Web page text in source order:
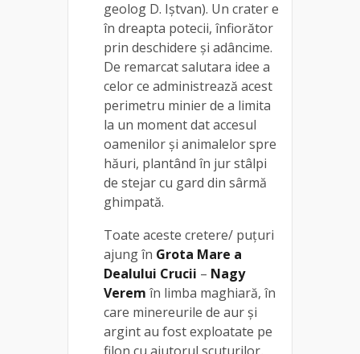
geolog D. Iştvan). Un crater e
în dreapta potecii, înfiorător
prin deschidere şi adâncime.
De remarcat salutara idee a
celor ce administrează acest
perimetru minier de a limita
la un moment dat accesul
oamenilor și animalelor spre
hăuri, plantând în jur stâlpi
de stejar cu gard din sârmă
ghimpată.
Toate aceste cretere/ puțuri
ajung în Grota Mare a
Dealului Crucii – Nagy
Verem în limba maghiară, în
care minereurile de aur și
argint au fost exploatate pe